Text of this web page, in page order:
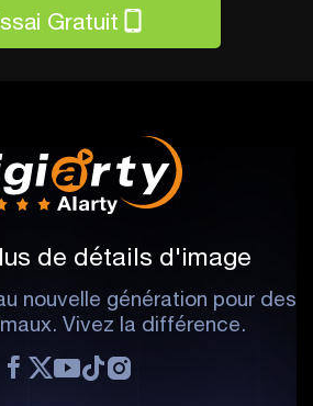
Gratuit
de détails d'image
nouvelle génération pour des
Vivez la différence.